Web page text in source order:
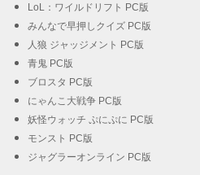
LoL：ワイルドリフト PC版
みんなで早押しクイズ PC版
人狼 ジャッジメント PC版
青鬼 PC版
ブロスタ PC版
にゃんこ大戦争 PC版
妖怪ウォッチ ぷにぷに PC版
モンスト PC版
ジャグラーオンライン PC版